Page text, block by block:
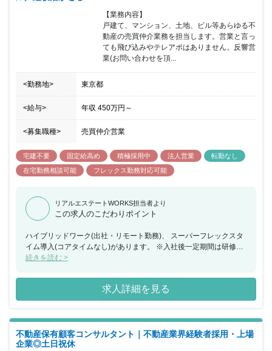
【業務内容】
戸建て、マンション、土地、ビル等あらゆる不
動産の売買仲介業務を担当します。営業と言っ
ても飛び込みやテレアポはありません。反響営
業(お問い合わせを頂...
<勤務地> 東京都
<給与> 年収 450万円 ～
<募集職種> 売買仲介営業
宅建不要 固定給高め 積極採用中 法人営業
転勤なし
在宅勤務相談可能
フレックス勤務対応可能
リアルエステートWORKS担当者より
この求人のこだわりポイント
ハイブリッドワーク(出社・リモート勤務)、 スーパーフレックスタ
イム導入(コアタイムなし)があります。 ※入社後一定期間は研修期
間のため、原則的に出社となります。 目安としては 1-3 ヶ月程度で
する顧客へのココ・ホーム商品・サービスに関する売り上げ・利益
獲得にまつわる活動における全ての戦略開発アクションプラン開
発・実践活動および結果についての責任を負って頂きます。ココ・
果、主な職務 予算達成に向けた戦略構築とアクションプラン作成及
び実施を担って頂きます。自身の行動と成果に対して責任を負い、
実務面での障害などについてはリーダーと相談しその排除・改善に
続きを読む >
求人詳細を見る
不動産保有顧客コンサルタント｜不動産業界経験者採用・上場
企業◎土日祝休